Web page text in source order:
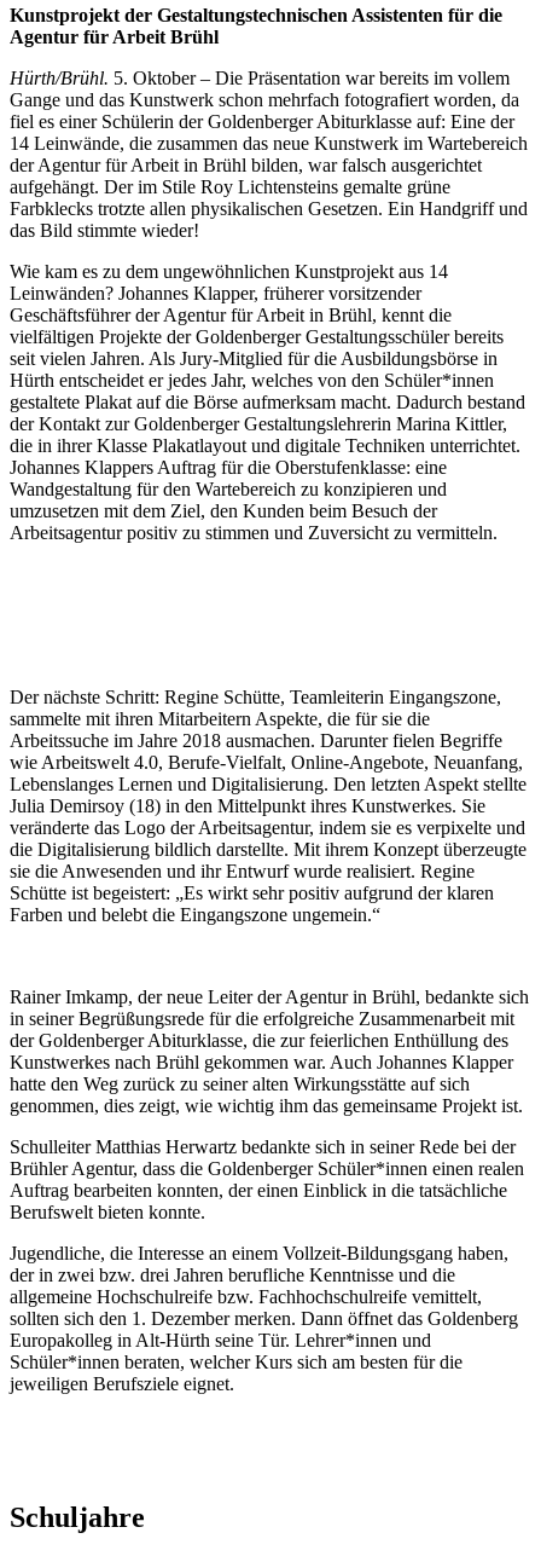
Kunstprojekt der Gestaltungstechnischen Assistenten für die
Agentur für Arbeit Brühl
Hürth/Brühl. 5. Oktober – Die Präsentation war bereits im vollem
Gange und das Kunstwerk schon mehrfach fotografiert worden, da
fiel es einer Schülerin der Goldenberger Abiturklasse auf: Eine der
14 Leinwände, die zusammen das neue Kunstwerk im Wartebereich
der Agentur für Arbeit in Brühl bilden, war falsch ausgerichtet
aufgehängt. Der im Stile Roy Lichtensteins gemalte grüne
Farbklecks trotzte allen physikalischen Gesetzen. Ein Handgriff und
das Bild stimmte wieder!
Wie kam es zu dem ungewöhnlichen Kunstprojekt aus 14
Leinwänden? Johannes Klapper, früherer vorsitzender
Geschäftsführer der Agentur für Arbeit in Brühl, kennt die
vielfältigen Projekte der Goldenberger Gestaltungsschüler bereits
seit vielen Jahren. Als Jury-Mitglied für die Ausbildungsbörse in
Hürth entscheidet er jedes Jahr, welches von den Schüler*innen
gestaltete Plakat auf die Börse aufmerksam macht. Dadurch bestand
der Kontakt zur Goldenberger Gestaltungslehrerin Marina Kittler,
die in ihrer Klasse Plakatlayout und digitale Techniken unterrichtet.
Johannes Klappers Auftrag für die Oberstufenklasse: eine
Wandgestaltung für den Wartebereich zu konzipieren und
umzusetzen mit dem Ziel, den Kunden beim Besuch der
Arbeitsagentur positiv zu stimmen und Zuversicht zu vermitteln.
Der nächste Schritt: Regine Schütte, Teamleiterin Eingangszone,
sammelte mit ihren Mitarbeitern Aspekte, die für sie die
Arbeitssuche im Jahre 2018 ausmachen. Darunter fielen Begriffe
wie Arbeitswelt 4.0, Berufe-Vielfalt, Online-Angebote, Neuanfang,
Lebenslanges Lernen und Digitalisierung. Den letzten Aspekt stellte
Julia Demirsoy (18) in den Mittelpunkt ihres Kunstwerkes. Sie
veränderte das Logo der Arbeitsagentur, indem sie es verpixelte und
die Digitalisierung bildlich darstellte. Mit ihrem Konzept überzeugte
sie die Anwesenden und ihr Entwurf wurde realisiert. Regine
Schütte ist begeistert: „Es wirkt sehr positiv aufgrund der klaren
Farben und belebt die Eingangszone ungemein.“
Rainer Imkamp, der neue Leiter der Agentur in Brühl, bedankte sich
in seiner Begrüßungsrede für die erfolgreiche Zusammenarbeit mit
der Goldenberger Abiturklasse, die zur feierlichen Enthüllung des
Kunstwerkes nach Brühl gekommen war. Auch Johannes Klapper
hatte den Weg zurück zu seiner alten Wirkungsstätte auf sich
genommen, dies zeigt, wie wichtig ihm das gemeinsame Projekt ist.
Schulleiter Matthias Herwartz bedankte sich in seiner Rede bei der
Brühler Agentur, dass die Goldenberger Schüler*innen einen realen
Auftrag bearbeiten konnten, der einen Einblick in die tatsächliche
Berufswelt bieten konnte.
Jugendliche, die Interesse an einem Vollzeit-Bildungsgang haben,
der in zwei bzw. drei Jahren berufliche Kenntnisse und die
allgemeine Hochschulreife bzw. Fachhochschulreife vemittelt,
sollten sich den 1. Dezember merken. Dann öffnet das Goldenberg
Europakolleg in Alt-Hürth seine Tür. Lehrer*innen und
Schüler*innen beraten, welcher Kurs sich am besten für die
jeweiligen Berufsziele eignet.
Schuljahre